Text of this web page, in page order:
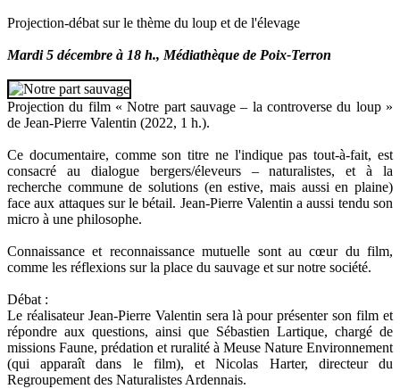
Projection-débat sur le thème du loup et de l'élevage
Mardi 5 décembre à 18 h., Médiathèque de Poix-Terron
Projection du film « Notre part sauvage – la controverse du loup »
de Jean-Pierre Valentin (2022, 1 h.).
Ce documentaire, comme son titre ne l'indique pas tout-à-fait, est
consacré au dialogue bergers/éleveurs – naturalistes, et à la
recherche commune de solutions (en estive, mais aussi en plaine)
face aux attaques sur le bétail. Jean-Pierre Valentin a aussi tendu son
micro à une philosophe.
Connaissance et reconnaissance mutuelle sont au cœur du film,
comme les réflexions sur la place du sauvage et sur notre société.
Débat :
Le réalisateur Jean-Pierre Valentin sera là pour présenter son film et
répondre aux questions, ainsi que Sébastien Lartique, chargé de
missions Faune, prédation et ruralité à Meuse Nature Environnement
(qui apparaît dans le film), et Nicolas Harter, directeur du
Regroupement des Naturalistes Ardennais.